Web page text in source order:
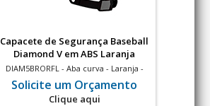
Capacete de Segurança Baseball
Diamond V em ABS Laranja
DIAM5BRORFL - Aba curva - Laranja -
Isolamento elétrico - 20 un
Solicite um Orçamento
Clique aqui